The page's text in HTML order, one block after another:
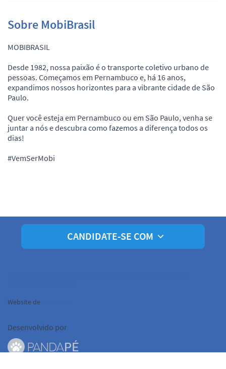
Sobre MobiBrasil
MOBIBRASIL
Desde 1982, nossa paixão é o transporte coletivo urbano de
pessoas. Começamos em Pernambuco e, há 16 anos,
expandimos nossos horizontes para a vibrante cidade de São
Paulo.
Quer você esteja em Pernambuco ou em São Paulo, venha se
juntar a nós e descubra como fazemos a diferença todos os
dias!
#VemSerMobi
CANDIDATE-SE COM
Website de
Desenvolvido por